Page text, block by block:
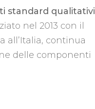
standard qualitativi
nel 2013 con il
all’Italia, continua
delle componenti